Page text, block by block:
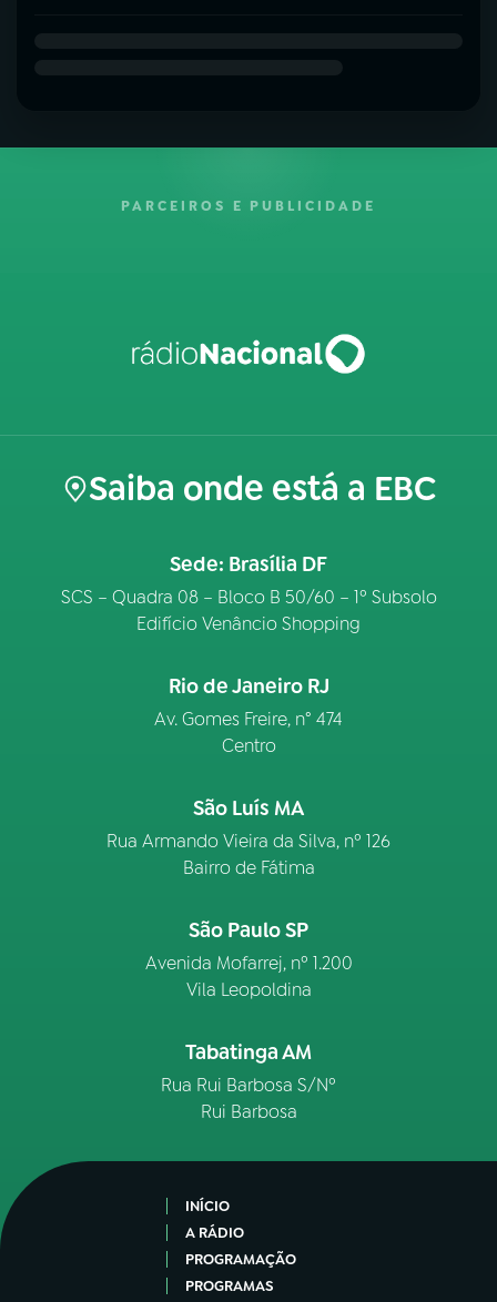
PARCEIROS E PUBLICIDADE
Saiba onde está a EBC
Sede: Brasília DF
SCS – Quadra 08 – Bloco B 50/60 – 1º Subsolo
Edifício Venâncio Shopping
Rio de Janeiro RJ
Av. Gomes Freire, n° 474
Centro
São Luís MA
Rua Armando Vieira da Silva, nº 126
Bairro de Fátima
São Paulo SP
Avenida Mofarrej, nº 1.200
Vila Leopoldina
Tabatinga AM
Rua Rui Barbosa S/Nº
Rui Barbosa
INÍCIO
A RÁDIO
PROGRAMAÇÃO
PROGRAMAS